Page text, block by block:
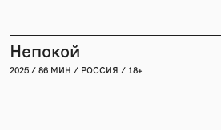
Непокой
2025 / 86 МИН / РОССИЯ / 18+